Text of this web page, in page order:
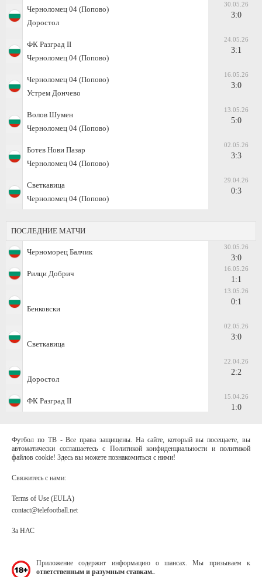
Черноломец 04 (Попово)
Доростол
30.05.26
3:0
ФК Разград II
Черноломец 04 (Попово)
24.05.26
3:1
Черноломец 04 (Попово)
Устрем Дончево
16.05.26
3:0
Волов Шумен
Черноломец 04 (Попово)
13.05.26
5:0
Ботев Нови Пазар
Черноломец 04 (Попово)
02.05.26
3:3
Светкавица
Черноломец 04 (Попово)
29.04.26
0:3
ПОСЛЕДНИЕ МАТЧИ
Черноморец Балчик
30.05.26
3:0
Рилци Добрич
16.05.26
1:1
Бенковски
13.05.26
0:1
Светкавица
02.05.26
3:0
Доростол
22.04.26
2:2
ФК Разград II
15.04.26
1:0
Футбол по ТВ - Все права защищены. На сайте, который вы посещаете, вы
автоматически соглашаетесь с Политикой конфиденциальности и политикой
файлов cookie! Здесь вы можете познакомиться с ними!
Свяжитесь с нами:
Terms of Use (EULA)
contact@telefootball.net
За НАС
Приложение содержит информацию о шансах. Мы призываем к
ответственным и разумным ставкам.